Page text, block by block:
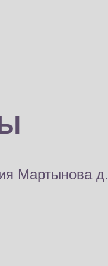
Мартынова д.